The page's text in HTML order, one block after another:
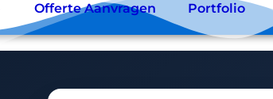
Offerte Aanvragen Portfolio